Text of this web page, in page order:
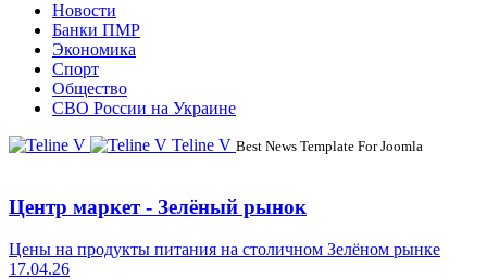
Новости
Банки ПМР
Экономика
Спорт
Общество
СВО России на Украине
Teline V Best News Template For Joomla
Центр маркет - Зелёный рынок
Цены на продукты питания на столичном Зелёном рынке
17.04.26